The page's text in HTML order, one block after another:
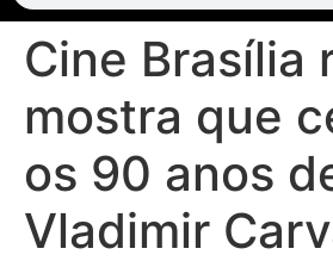
Cine Brasília
mostra que
os 90 anos
Vladimir